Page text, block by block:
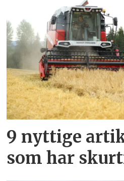
9 nyttige
som har